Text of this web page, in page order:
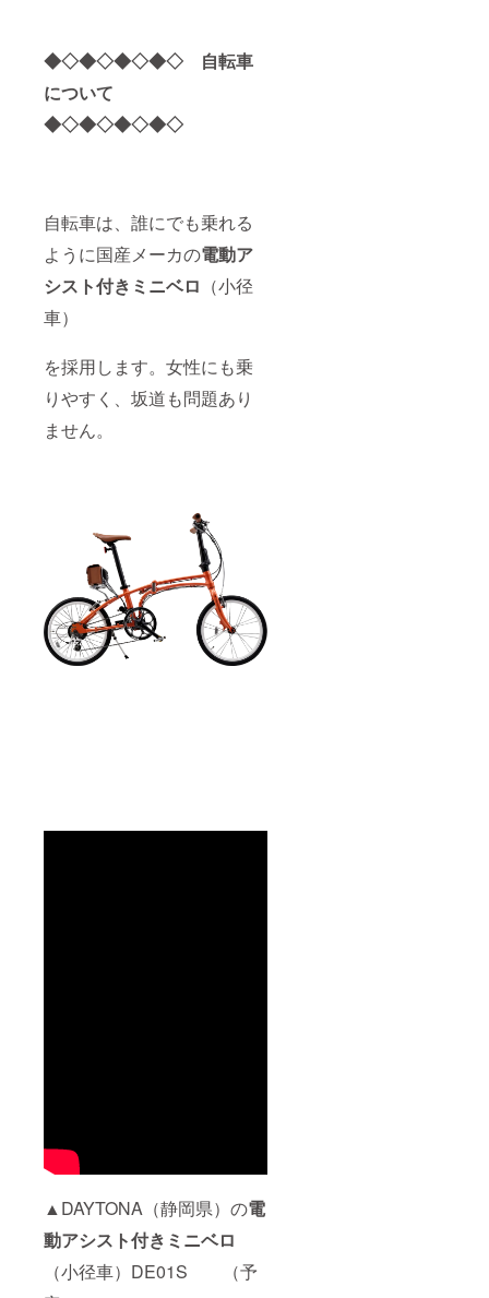
◆◇◆◇◆◇◆◇ 自転車
について
◆◇◆◇◆◇◆◇
自転車は、誰にでも乗れる
ように国産メーカの電動ア
シスト付きミニベロ （小径
車）
を採用します。女性にも乗
りやすく、坂道も問題あり
ません。
▲DAYTONA（静岡県）の電
動アシスト付きミニベロ
（小径車）DE01S （予